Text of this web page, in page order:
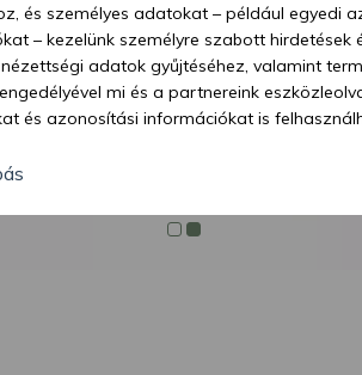
és személyes adatokat – például egyedi
– kezelünk személyre szabott
adatok gyűjtéséhez, valamint
mi és a partnereink
és azonosítási információkat is
hogy mi és a partnereink a fent leírtak
megadása vagy elutasítása előtt
Felhívjuk figyelmét, hogy
az Ön hozzájárulása, de jogában áll
a weboldalra érvényesek. Erre a